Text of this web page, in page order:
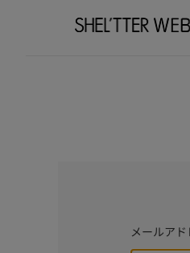
メールアド